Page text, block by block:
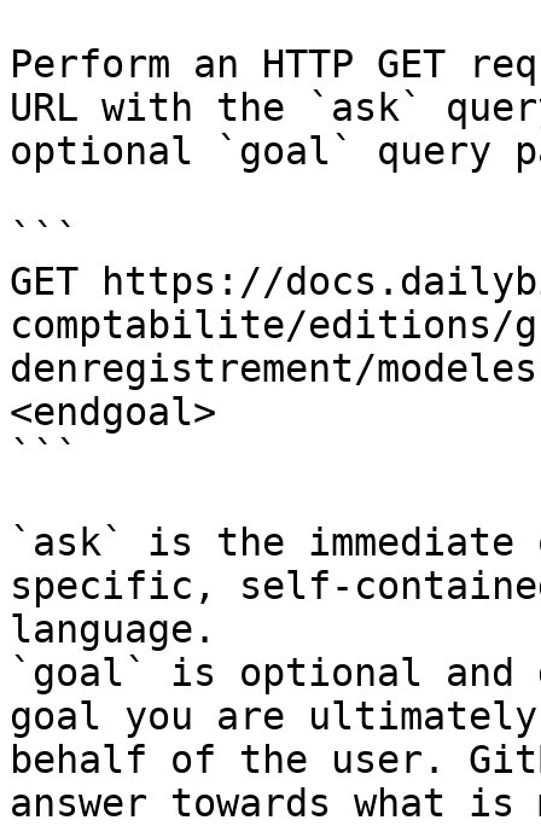
Perform an HTTP GET
URL with the `ask`
optional `goal` query
```
GET https://
comptabilite/editions/
denregistrement/
<endgoal>
```
`ask` is the
specific, self-
language.
`goal` is optional and
goal you are
behalf of the user.
answer towards what